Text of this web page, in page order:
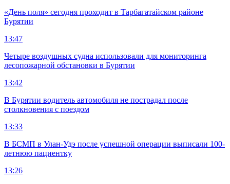
«День поля» сегодня проходит в Тарбагатайском районе
Бурятии
13:47
Четыре воздушных судна использовали для мониторинга
лесопожарной обстановки в Бурятии
13:42
В Бурятии водитель автомобиля не пострадал после
столкновения с поездом
13:33
В БСМП в Улан-Удэ после успешной операции выписали 100-
летнюю пациентку
13:26